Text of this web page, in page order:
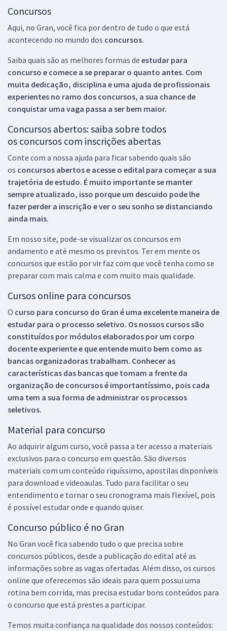
Concursos
Aqui, no Gran, você fica por dentro de tudo o que está
acontecendo no mundo dos concursos.
Saiba quais são as melhores formas de estudar para
concurso e comece a se preparar o quanto antes. Com
muita dedicação, disciplina e uma ajuda de profissionais
experientes no ramo dos concursos, a sua chance de
conquistar uma vaga passa a ser bem maior.
Concursos abertos: saiba sobre todos
os concursos com inscrições abertas
Conte com a nossa ajuda para ficar sabendo quais são
os concursos abertos e acesse o edital para começar a sua
trajetória de estudo. É muito importante se manter
sempre atualizado, isso porque um descuido pode lhe
fazer perder a inscrição e ver o seu sonho se distanciando
ainda mais.
Em nosso site, pode-se visualizar os concursos em
andamento e até mesmo os previstos. Ter em mente os
concursos que estão por vir faz com que você tenha como se
preparar com mais calma e com muito mais qualidade.
Cursos online para concursos
O curso para concurso do Gran é uma excelente maneira de
estudar para o processo seletivo. Os nossos cursos são
constituídos por módulos elaborados por um corpo
docente experiente e que entende muito bem como as
bancas organizadoras trabalham. Conhecer as
características das bancas que tomam a frente da
organização de concursos é importantíssimo, pois cada
uma tem a sua forma de administrar os processos
seletivos.
Material para concurso
Ao adquirir algum curso, você passa a ter acesso a materiais
exclusivos para o concurso em questão. São diversos
materiais com um conteúdo riquíssimo, apostilas disponíveis
para download e videoaulas. Tudo para facilitar o seu
entendimento e tornar o seu cronograma mais flexível, pois
é possível estudar onde e quando quiser.
Concurso público é no Gran
No Gran você fica sabendo tudo o que precisa sobre
concursos públicos, desde a publicação do edital até as
informações sobre as vagas ofertadas. Além disso, os cursos
online que oferecemos são ideais para quem possui uma
rotina bem corrida, mas precisa estudar bons conteúdos para
o concurso que está prestes a participar.
Temos muita confiança na qualidade dos nossos conteúdos: